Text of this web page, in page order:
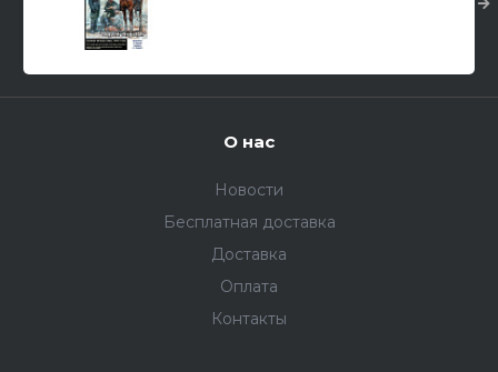
О нас
Новости
Бесплатная доставка
Доставка
Оплата
Контакты